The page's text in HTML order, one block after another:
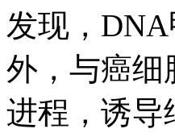
发现，
外，与癌细
进程，诱导